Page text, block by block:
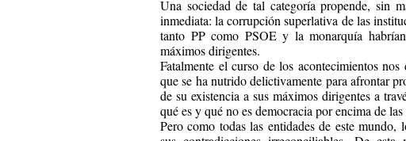
Una sociedad de tal categoría propende, sin
inmediata: la corrupción superlativa de las
tanto PP como PSOE y la monarquía
máximos dirigentes.
Fatalmente el curso de los acontecimientos
que se ha nutrido delictivamente para afrontar
de su existencia a sus máximos dirigentes a
qué es y qué no es democracia por encima de
Pero como todas las entidades de este mundo,